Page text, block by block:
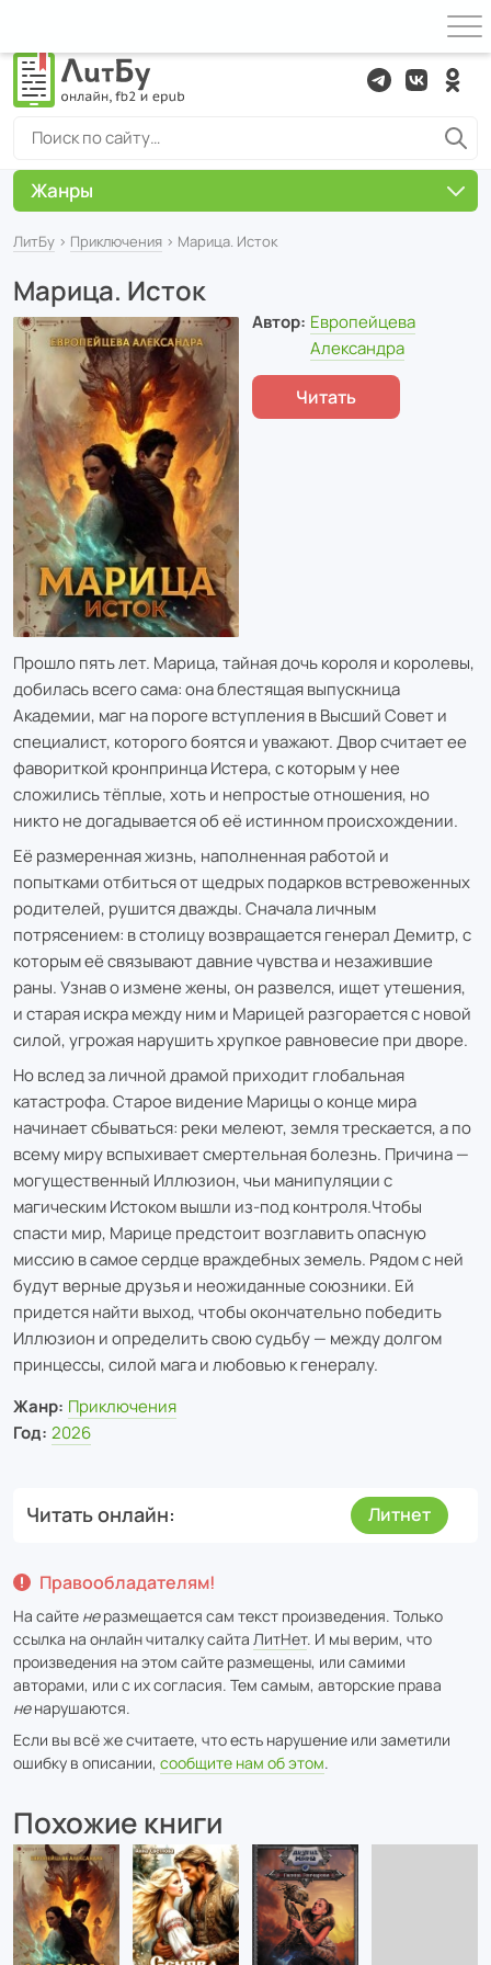
ЛитБу › Приключения › Марица. Исток
Марица. Исток
Автор: Европейцева
Александра
Читать
Прошло пять лет. Марица, тайная дочь короля и королевы,
добилась всего сама: она блестящая выпускница
Академии, маг на пороге вступления в Высший Совет и
специалист, которого боятся и уважают. Двор считает ее
фавориткой кронпринца Истера, с которым у нее
сложились тёплые, хоть и непростые отношения, но
никто не догадывается об её истинном происхождении.
Её размеренная жизнь, наполненная работой и
попытками отбиться от щедрых подарков встревоженных
родителей, рушится дважды. Сначала личным
потрясением: в столицу возвращается генерал Демитр, с
которым её связывают давние чувства и незажившие
раны. Узнав о измене жены, он развелся, ищет утешения,
и старая искра между ним и Марицей разгорается с новой
силой, угрожая нарушить хрупкое равновесие при дворе.
Но вслед за личной драмой приходит глобальная
катастрофа. Старое видение Марицы о конце мира
начинает сбываться: реки мелеют, земля трескается, а по
всему миру вспыхивает смертельная болезнь. Причина —
могущественный Иллюзион, чьи манипуляции с
магическим Истоком вышли из-под контроля.Чтобы
спасти мир, Марице предстоит возглавить опасную
миссию в самое сердце враждебных земель. Рядом с ней
будут верные друзья и неожиданные союзники. Ей
придется найти выход, чтобы окончательно победить
Иллюзион и определить свою судьбу — между долгом
принцессы, силой мага и любовью к генералу.
Жанр: Приключения
Год: 2026
Читать онлайн Литнет
Правообладателям!
На сайте неразмещается сам текст произведения. Только
ссылка на онлайн читалку сайта ЛитНет. И мы верим, что
произведения на этом сайте размещены, или самими
авторами, или с их согласия. Тем самым, авторские права
ненарушаются.
Если вы всё же считаете, что есть нарушение или заметили
ошибку в описании, сообщите нам об этом.
Похожие книги
Жанры